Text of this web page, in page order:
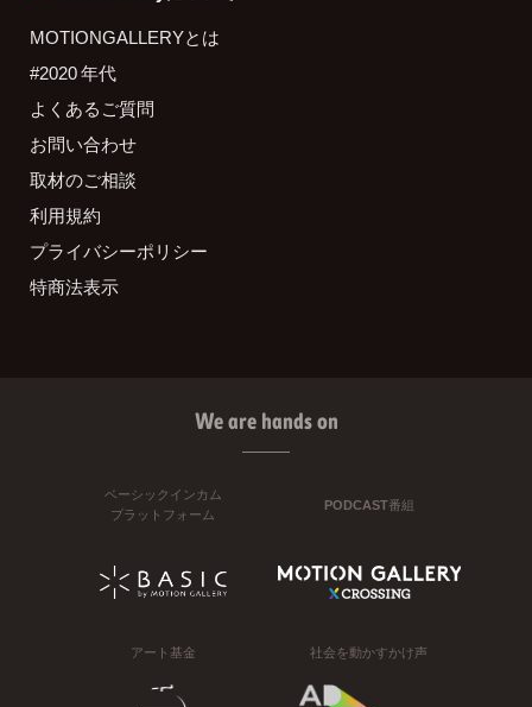
MOTIONGALLERYとは
#2020 年代
よくあるご質問
お問い合わせ
取材のご相談
利用規約
プライバシーポリシー
特商法表示
We are hands on
ベーシックインカム
プラットフォーム
PODCAST番組
アート基金 社会を動かすかけ声